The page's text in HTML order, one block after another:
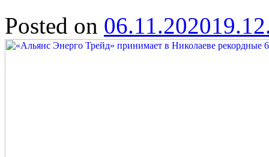
Posted on 06.11.2020